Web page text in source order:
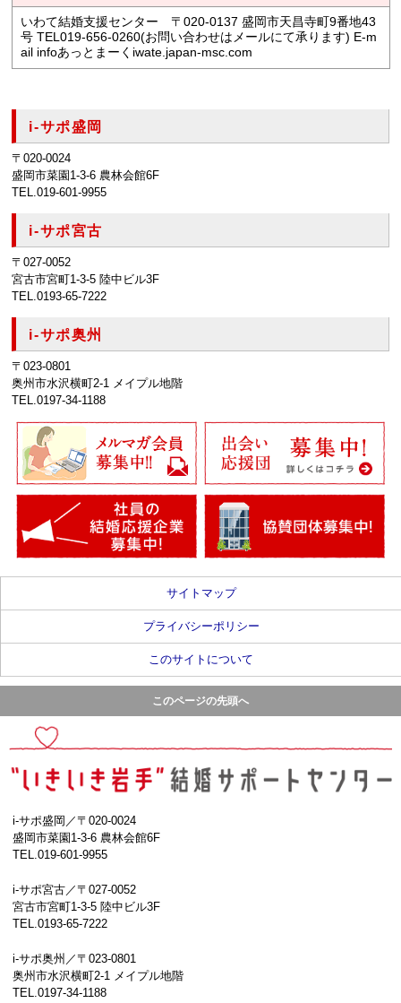
いわて結婚支援センター 〒020-0137 盛岡市天昌寺町9番地43
号 TEL019-656-0260(お問い合わせはメールにて承ります) E-m
ail infoあっとまーくiwate.japan-msc.com
i-サポ盛岡
〒020-0024
盛岡市菜園1-3-6 農林会館6F
TEL.019-601-9955
i-サポ宮古
〒027-0052
宮古市宮町1-3-5 陸中ビル3F
TEL.0193-65-7222
i-サポ奥州
〒023-0801
奥州市水沢横町2-1 メイプル地階
TEL.0197-34-1188
サイトマップ
プライバシーポリシー
このサイトについて
このページの先頭へ
i-サポ盛岡／〒020-0024
盛岡市菜園1-3-6 農林会館6F
TEL.019-601-9955
i-サポ宮古／〒027-0052
宮古市宮町1-3-5 陸中ビル3F
TEL.0193-65-7222
i-サポ奥州／〒023-0801
奥州市水沢横町2-1 メイプル地階
TEL.0197-34-1188